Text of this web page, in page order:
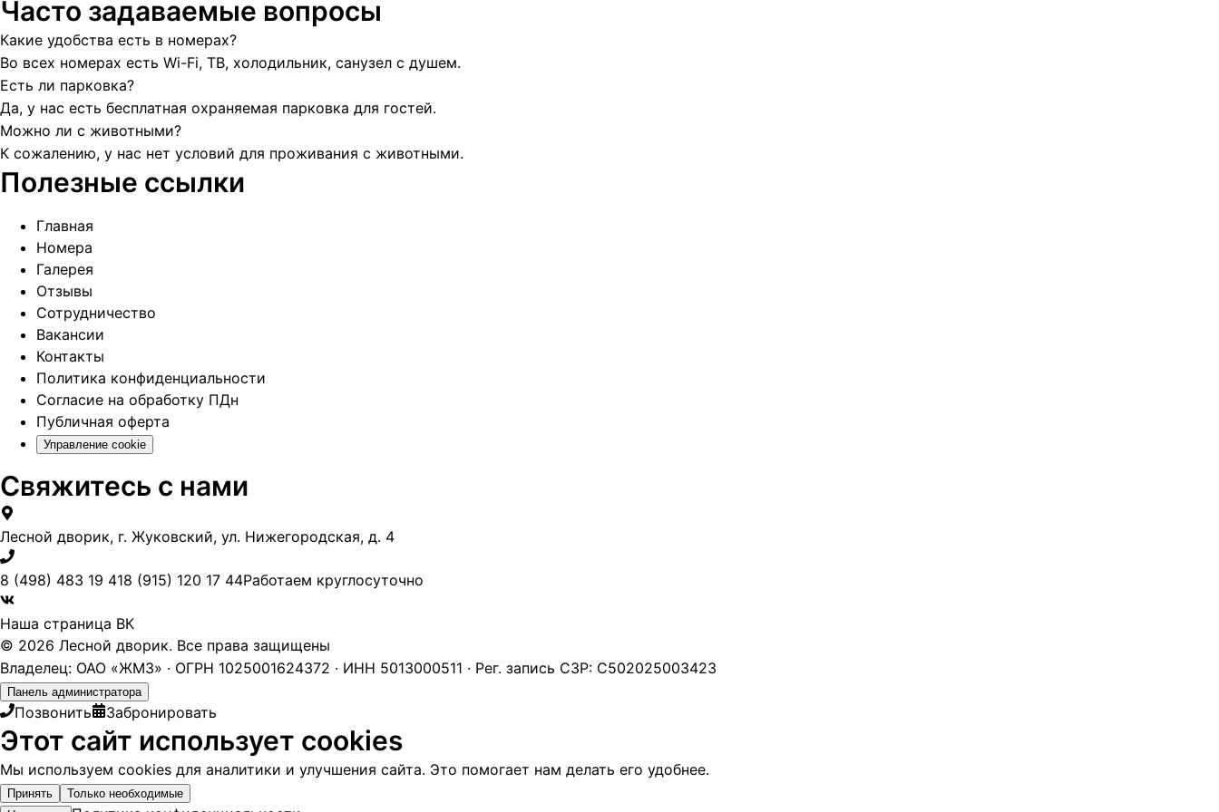
Часто задаваемые вопросы
Какие удобства есть в номерах?
Во всех номерах есть Wi-Fi, ТВ, холодильник, санузел с душем.
Есть ли парковка?
Да, у нас есть бесплатная охраняемая парковка для гостей.
Можно ли с животными?
К сожалению, у нас нет условий для проживания с животными.
Полезные ссылки
Главная
Номера
Галерея
Отзывы
Сотрудничество
Вакансии
Контакты
Политика конфиденциальности
Согласие на обработку ПДн
Публичная оферта
Управление cookie
Свяжитесь с нами
Лесной дворик, г. Жуковский, ул. Нижегородская, д. 4
8 (498) 483 19 418 (915) 120 17 44Работаем круглосуточно
Наша страница ВК
© 2026 Лесной дворик. Все права защищены
Владелец: ОАО «ЖМЗ» · ОГРН 1025001624372 · ИНН 5013000511 · Рег. запись СЗР: С502025003423
Панель администратора
Позвонить Забронировать
Этот сайт использует cookies
Мы используем cookies для аналитики и улучшения сайта. Это помогает нам делать его удобнее.
Принять
Только необходимые